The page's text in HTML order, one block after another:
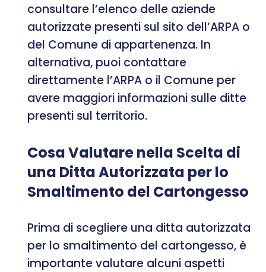
consultare l’elenco delle aziende
autorizzate presenti sul sito dell’ARPA o
del Comune di appartenenza. In
alternativa, puoi contattare
direttamente l’ARPA o il Comune per
avere maggiori informazioni sulle ditte
presenti sul territorio.
Cosa Valutare nella Scelta di
una Ditta Autorizzata per lo
Smaltimento del Cartongesso
Prima di scegliere una ditta autorizzata
per lo smaltimento del cartongesso, è
importante valutare alcuni aspetti